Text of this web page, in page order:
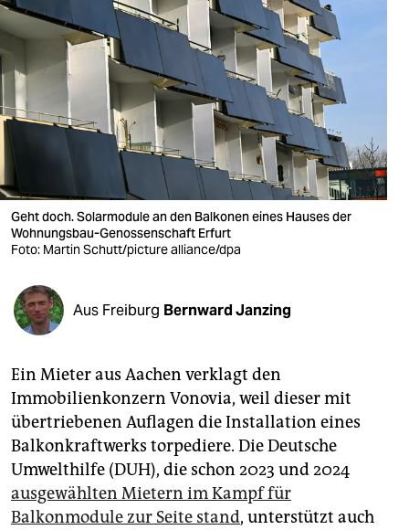
berlin
wahrheit
verlag
veranstaltungen
shop
unterstützen
genossenschaft
epaper login
Geht doch. Solarmodule an den Balkonen eines Hauses der
Wohnungsbau-Genossenschaft Erfurt
Foto: Martin Schutt/picture alliance/dpa
Aus Freiburg Bernward Janzing
Ein Mieter aus Aachen verklagt den
Immobilienkonzern Vonovia, weil dieser mit
übertriebenen Auflagen die Installation eines
Balkonkraftwerks torpediere. Die Deutsche
Umwelthilfe (DUH), die schon 2023 und 2024
ausgewählten Mietern im Kampf für
Balkonmodule zur Seite stand, unterstützt auch